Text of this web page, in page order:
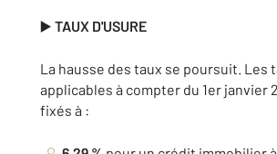
▶️ TAUX D'USURE
La hausse des taux se poursuit. Les
applicables à compter du 1er janvier
fixés à :